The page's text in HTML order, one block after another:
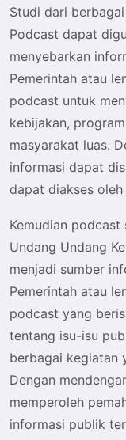
Studi dari
Podcast dapat
menyebarkan
Pemerintah atau
podcast untuk
kebijakan,
masyarakat luas.
informasi dapat
dapat diakses
Kemudian podcast
Undang Undang
menjadi sumber
Pemerintah atau
podcast yang
tentang isu-isu
berbagai kegiatan
Dengan
memperoleh
informasi publik